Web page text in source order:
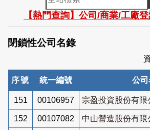
站
檢
索
【熱門查詢】公司/商業/工廠
閉鎖性公司名錄
序號 統一編號 公司
151 00106957 宗盈投資股份有限
152 00107082 中山營造股份有限